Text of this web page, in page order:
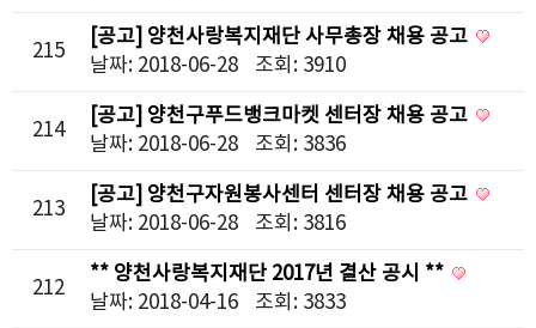
215
[공고] 양천사랑복지재단 사무총장 채용 공고
날짜: 2018-06-28
조회: 3910
214
[공고] 양천구푸드뱅크마켓 센터장 채용 공고
날짜: 2018-06-28
조회: 3836
213
[공고] 양천구자원봉사센터 센터장 채용 공고
날짜: 2018-06-28
조회: 3816
212
** 양천사랑복지재단 2017년 결산 공시 **
날짜: 2018-04-16
조회: 3833